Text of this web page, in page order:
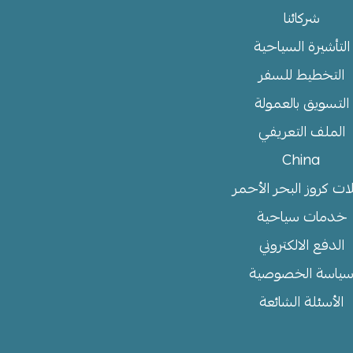
شركائنا
التأشيرة السياحية
التخطيط للسفر
التسويق بالعمولة
الملف التعريفي
China
كروز البحر الأحمر
خدمات سياحية
الدفع الالكتروني
سياسة الخصوصية
الأسئلة الشائعة